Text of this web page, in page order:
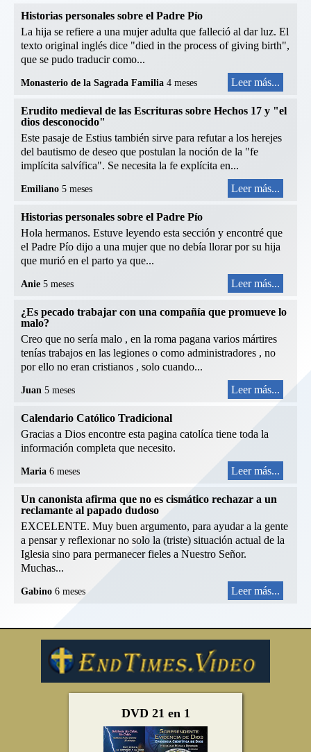
Historias personales sobre el Padre Pío
La hija se refiere a una mujer adulta que falleció al dar luz. El
texto original inglés dice "died in the process of giving birth",
que se pudo traducir como...
Monasterio de la Sagrada Familia 4 meses Leer más...
Erudito medieval de las Escrituras sobre Hechos 17 y "el
dios desconocido"
Este pasaje de Estius también sirve para refutar a los herejes
del bautismo de deseo que postulan la noción de la "fe
implícita salvífica". Se necesita la fe explícita en...
Emiliano 5 meses Leer más...
Historias personales sobre el Padre Pío
Hola hermanos. Estuve leyendo esta sección y encontré que
el Padre Pío dijo a una mujer que no debía llorar por su hija
que murió en el parto ya que...
Anie 5 meses Leer más...
¿Es pecado trabajar con una compañía que promueve lo
malo?
Creo que no sería malo , en la roma pagana varios mártires
tenías trabajos en las legiones o como administradores , no
por ello no eran cristianos , solo cuando...
Juan 5 meses Leer más...
Calendario Católico Tradicional
Gracias a Dios encontre esta pagina catolíca tiene toda la
información completa que necesito.
Maria 6 meses Leer más...
Un canonista afirma que no es cismático rechazar a un
reclamante al papado dudoso
EXCELENTE. Muy buen argumento, para ayudar a la gente
a pensar y reflexionar no solo la (triste) situación actual de la
Iglesia sino para permanecer fieles a Nuestro Señor.
Muchas...
Gabino 6 meses Leer más...
DVD 21 en 1